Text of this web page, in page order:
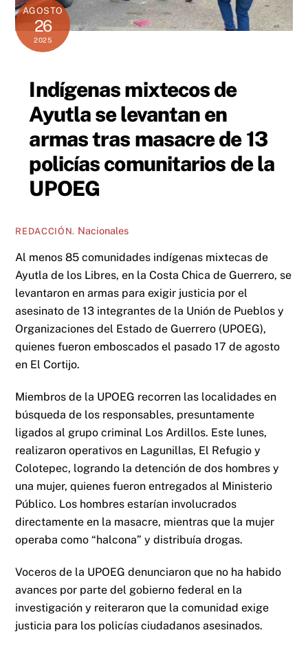
AGOSTO
26
2025
Indígenas mixtecos de
Ayutla se levantan en
armas tras masacre de 13
policías comunitarios de la
UPOEG
REDACCIÓN. Nacionales
Al menos 85 comunidades indígenas mixtecas de
Ayutla de los Libres, en la Costa Chica de Guerrero, se
levantaron en armas para exigir justicia por el
asesinato de 13 integrantes de la Unión de Pueblos y
Organizaciones del Estado de Guerrero (UPOEG),
quienes fueron emboscados el pasado 17 de agosto
en El Cortijo.
Miembros de la UPOEG recorren las localidades en
búsqueda de los responsables, presuntamente
ligados al grupo criminal Los Ardillos. Este lunes,
realizaron operativos en Lagunillas, El Refugio y
Colotepec, logrando la detención de dos hombres y
una mujer, quienes fueron entregados al Ministerio
Público. Los hombres estarían involucrados
directamente en la masacre, mientras que la mujer
operaba como “halcona” y distribuía drogas.
Voceros de la UPOEG denunciaron que no ha habido
avances por parte del gobierno federal en la
investigación y reiteraron que la comunidad exige
justicia para los policías ciudadanos asesinados.